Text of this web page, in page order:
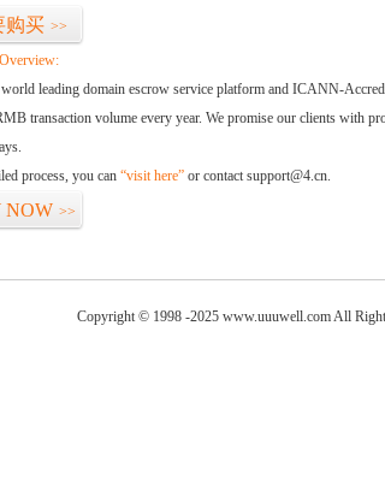
购买 >>
leading domain escrow service platform and ICANN-
transaction volume every year. We promise our clients with
process, you can “visit here” or contact support@4.cn.
NOW >>
Copyright © 1998 -2025 www.uuuwell.com All